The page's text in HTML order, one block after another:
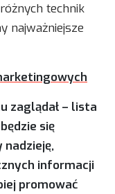
technik
najważniejsze
zaglądał – lista
się
nadzieję,
informacji
promować